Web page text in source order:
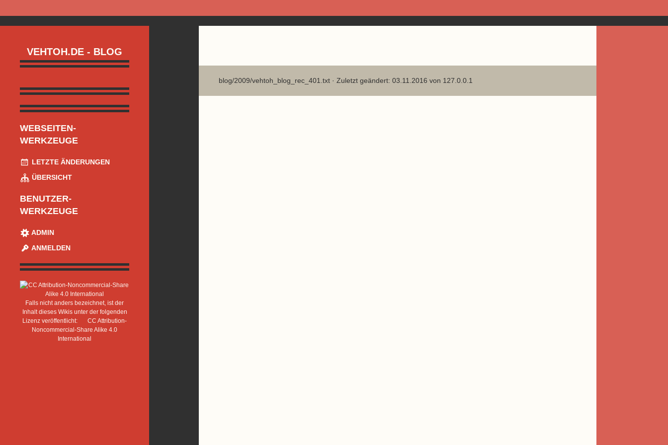
VEHTOH.DE - BLOG
WEBSEITEN-
WERKZEUGE
LETZTE ÄNDERUNGEN
ÜBERSICHT
BENUTZER-
WERKZEUGE
ADMIN
ANMELDEN
Falls nicht anders bezeichnet, ist der
Inhalt dieses Wikis unter der folgenden
Lizenz veröffentlicht:
CC Attribution-
Noncommercial-Share Alike 4.0
International
blog/2009/vehtoh_blog_rec_401.txt · Zuletzt geändert: 03.11.2016 von 127.0.0.1